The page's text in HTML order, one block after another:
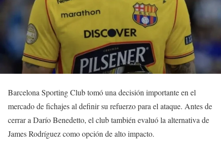
Barcelona Sporting Club tomó una decisión importante en el
mercado de fichajes al definir su refuerzo para el ataque. Antes de
cerrar a Darío Benedetto, el club también evaluó la alternativa de
James Rodríguez como opción de alto impacto.